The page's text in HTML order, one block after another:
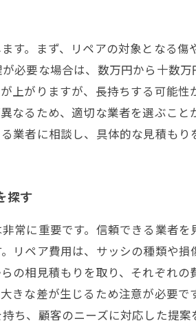
す。まず、リペアの対象となる
必要な場合は、数万円から十数
上がりますが、長持ちする可能
なるため、適切な業者を選ぶこと
者に相談し、具体的な見積もり
探す
常に重要です。信頼できる業者
リペア費用は、サッシの種類や
の相見積もりを取り、それぞれ
きな差が生じるため注意が必要
ち、顧客のニーズに対応した提